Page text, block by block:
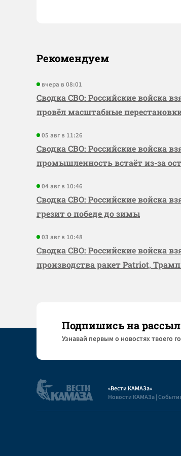
Рекомендуем
вчера в 08:01
Сводка СВО: Российские войска
провёл масштабные
05 авг в 11:26
Сводка СВО: Российские войска
промышленность встаёт из-за
04 авг в 10:46
Сводка СВО: Российские войска
грезит о победе до зимы
03 авг в 10:48
Сводка СВО: Российские войска
производства ракет Patriot,
Подпишись на
Узнaвай первым о новостях твоего
«Вести КАМАЗа»
Новости КАМАЗа |